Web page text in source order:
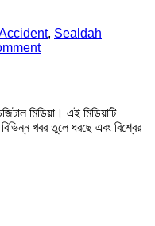
, Sealdah
মিডিয়া। এই মিডিয়াটি
খবর তুলে ধরছে এবং বিশ্বের